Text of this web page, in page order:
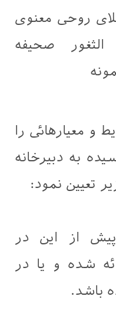
روحی معنوی
صحیفه
و معیارهائی را
به دبیرخانه
تعیین نمود:
پیش از این در
شده و یا در
باشد.